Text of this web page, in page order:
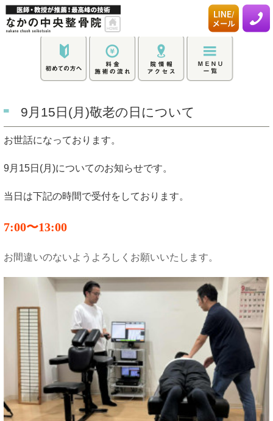
9月15日(月)敬老の日について
お世話になっております。
9月15日(月)についてのお知らせです。
当日は下記の時間で受付をしております。
7:00〜13:00
お間違いのないようよろしくお願いいたします。